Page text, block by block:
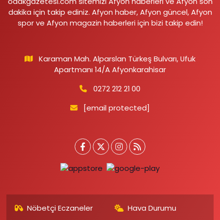
dakika için takip ediniz. Afyon haber, Afyon güncel, Afyon
spor ve Afyon magazin haberleri için bizi takip edin!
Karaman Mah. Alparslan Türkeş Bulvarı, Ufuk
Apartmanı 14/A Afyonkarahisar
0272 212 21 00
[email protected]
Nöbetçi Eczaneler Hava Durumu